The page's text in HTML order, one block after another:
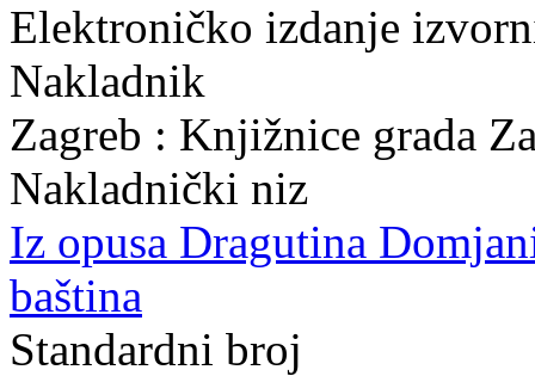
Elektroničko izdanje
Nakladnik
Zagreb : Knjižnice grada
Nakladnički niz
Iz opusa Dragutina
baština
Standardni broj